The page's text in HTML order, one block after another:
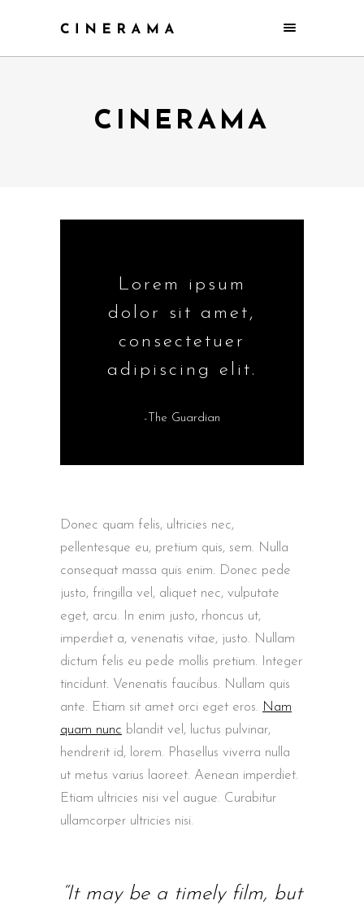
CINERAMA
Lorem ipsum
dolor sit amet,
consectetuer
adipiscing elit.
-The Guardian
Donec quam felis, ultricies nec,
pellentesque eu, pretium quis, sem. Nulla
consequat massa quis enim. Donec pede
justo, fringilla vel, aliquet nec, vulputate
eget, arcu. In enim justo, rhoncus ut,
imperdiet a, venenatis vitae, justo. Nullam
dictum felis eu pede mollis pretium. Integer
tincidunt. Venenatis faucibus. Nullam quis
ante. Etiam sit amet orci eget eros. Nam
quam nunc blandit vel, luctus pulvinar,
hendrerit id, lorem. Phasellus viverra nulla
ut metus varius laoreet. Aenean imperdiet.
Etiam ultricies nisi vel augue. Curabitur
ullamcorper ultricies nisi.
“It may be a timely film, but